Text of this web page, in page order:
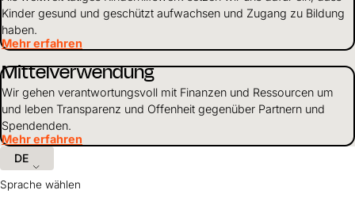
Kinder gesund und geschützt aufwachsen und Zugang zu Bildung
haben.
Mehr erfahren
Mittelverwendung
Wir gehen verantwortungsvoll mit Finanzen und Ressourcen um
und leben Transparenz und Offenheit gegenüber Partnern und
Spendenden.
Mehr erfahren
DE
Sprache wählen